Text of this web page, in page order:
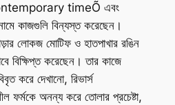
timeÕ এবং
কাজগুলি বিন্যস্ত করেছেন।
লোকজ মোটিফ ও হাতপাখার রঙিন
বিক্ষিপ্ত করেছেন। তার কাজে
করে দেখানো, রিভার্স
ফর্মকে অনন্য করে তোলার প্রচেষ্টা,